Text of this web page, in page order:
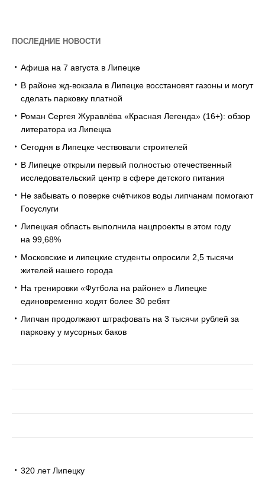
ПОСЛЕДНИЕ НОВОСТИ
Афиша на 7 августа в Липецке
В районе жд-вокзала в Липецке восстановят газоны и могут
сделать парковку платной
Роман Сергея Журавлёва «Красная Легенда» (16+): обзор
литератора из Липецка
Сегодня в Липецке чествовали строителей
В Липецке открыли первый полностью отечественный
исследовательский центр в сфере детского питания
Не забывать о поверке счётчиков воды липчанам помогают
Госуслуги
Липецкая область выполнила нацпроекты в этом году
на 99,68%
Московские и липецкие студенты опросили 2,5 тысячи
жителей нашего города
На тренировки «Футбола на районе» в Липецке
единовременно ходят более 30 ребят
Липчан продолжают штрафовать на 3 тысячи рублей за
парковку у мусорных баков
320 лет Липецку